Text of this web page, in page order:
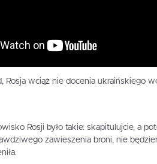
Rosja wciąż nie docenia ukraińskiego
Rosji było takie: skapitulujcie, a
zawieszenia broni, nie